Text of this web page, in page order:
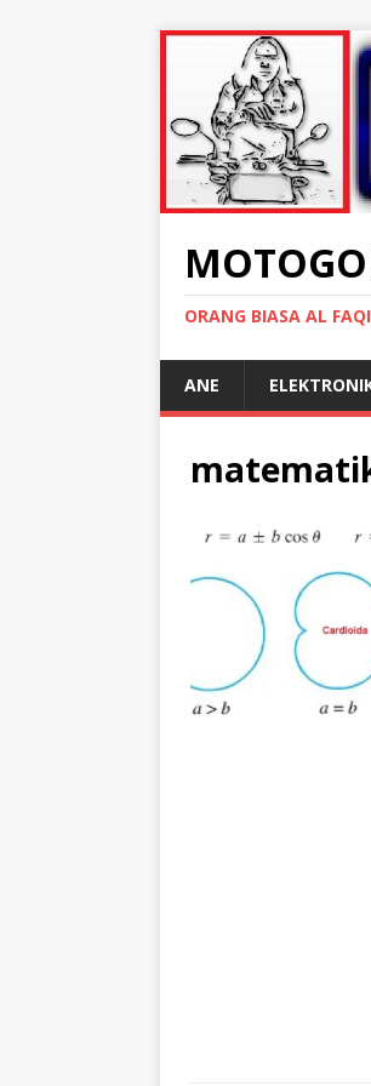
ORANG BIASA AL
ANE